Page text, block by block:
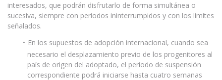
interesados, que podrán disfrutarlo de forma simultánea o
sucesiva, siempre con períodos ininterrumpidos y con los límites
señalados.
En los supuestos de adopción internacional, cuando sea
necesario el desplazamiento previo de los progenitores al
país de origen del adoptado, el período de suspensión
correspondiente podrá iniciarse hasta cuatro semanas